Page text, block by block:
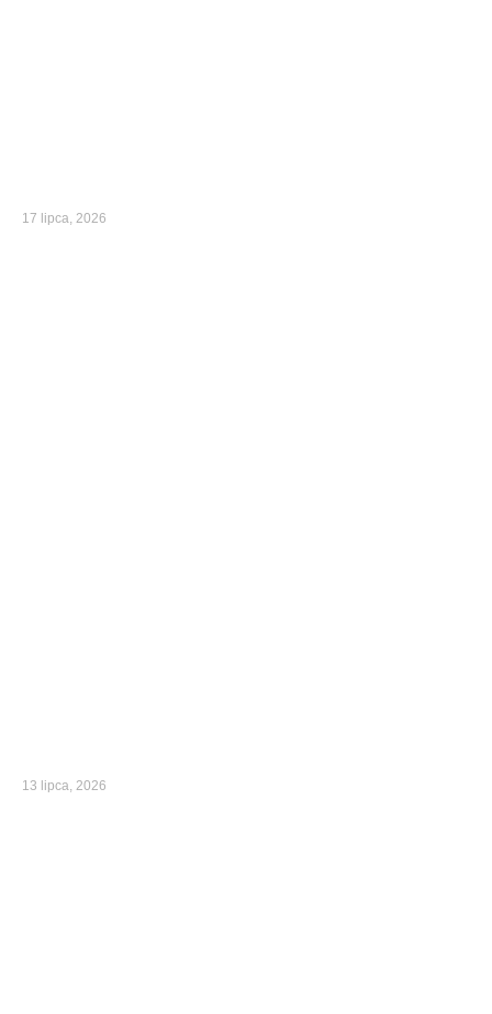
17 lipca, 2026
13 lipca, 2026